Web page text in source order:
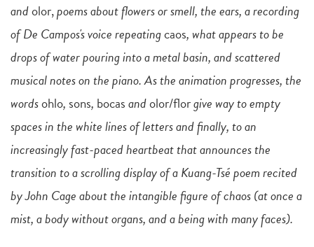
andolor,poems about flowers or smell, the ears, a recording
of De Campos's voice repeatingcaos, what appears to be
drops of water pouring into a metal basin, and scattered
musical notes on the piano. As the animation progresses, the
wordsohlo, sons, bocasandolor/florgive way to empty
spaces in the white lines of letters and finally, to an
increasingly fast-paced heartbeat that announces the
transition to a scrolling display of a Kuang-Tsé poem recited
by John Cage about the intangible figure of chaos (at once a
mist, a body without organs, and a being with many faces).